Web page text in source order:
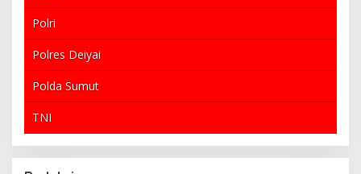
Polri
Polres Deiyai
Polda Sumut
TNI